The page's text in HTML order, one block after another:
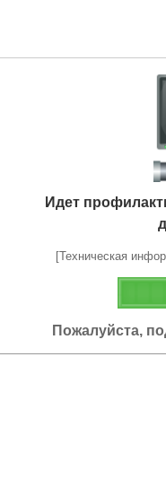
Идет
[Техническая
Пожалуйста,